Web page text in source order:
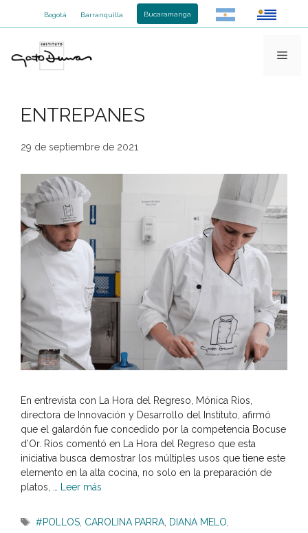
Bogotá Barranquilla Bucaramanga
ENTREPANES
29 de septiembre de 2021
En entrevista con La Hora del Regreso, Mónica Ríos,
directora de Innovación y Desarrollo del Instituto, afirmó
que el galardón fue concedido por la competencia Bocuse
d’Or. Ríos comentó en La Hora del Regreso que esta
iniciativa busca demostrar los múltiples usos que tiene este
elemento en la alta cocina, no solo en la preparación de
platos, … Leer más
Etiquetas
#POLLOS, CAROLINA PARRA, DIANA MELO,